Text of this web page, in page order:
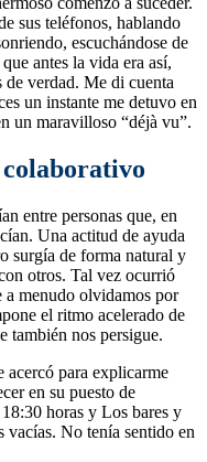
sus teléfonos, hablando
escuchándose de
antes la vida era así,
de verdad. Me di cuenta
un instante me detuvo en
un maravilloso “déjà vu”.
entre personas que, en
Una actitud de ayuda
surgía de forma natural y
otros. Tal vez ocurrió
a menudo olvidamos por
el ritmo acelerado de
también nos persigue.
acercó para explicarme
en su puesto de
horas y Los bares y
vacías. No tenía sentido en